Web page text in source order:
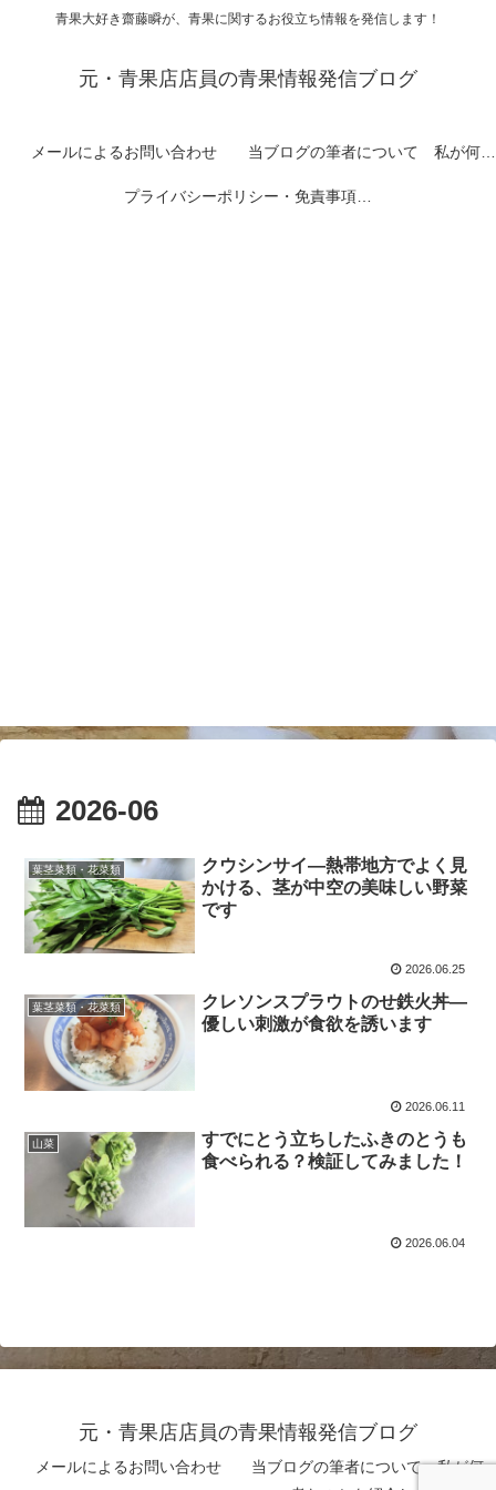
青果大好き齋藤瞬が、青果に関するお役立ち情報を発信します！
元・青果店店員の青果情報発信ブログ
メールによるお問い合わせ 当ブログの筆者について 私が何者なのかを紹介します
プライバシーポリシー・免責事項など
2026-06
葉茎菜類・花菜類
クウシンサイ―熱帯地方でよく見
かける、茎が中空の美味しい野菜
です
2026.06.25
葉茎菜類・花菜類
クレソンスプラウトのせ鉄火丼―
優しい刺激が食欲を誘います
2026.06.11
山菜
すでにとう立ちしたふきのとうも
食べられる？検証してみました！
2026.06.04
元・青果店店員の青果情報発信ブログ
メールによるお問い合わせ
当ブログの筆者について 私が何